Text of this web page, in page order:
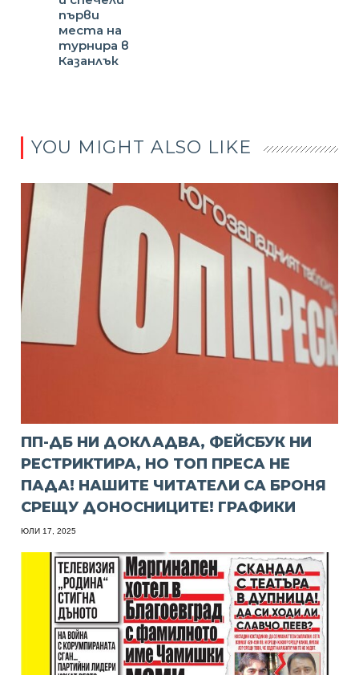
първи
места на
турнира в
Казанлък
YOU MIGHT ALSO LIKE
ПП-ДБ НИ ДОКЛАДВА, ФЕЙСБУК НИ
РЕСТРИКТИРА, НО ТОП ПРЕСА НЕ
ПАДА! НАШИТЕ ЧИТАТЕЛИ СА БРОНЯ
СРЕЩУ ДОНОСНИЦИТЕ! ГРАФИКИ
ЮЛИ 17, 2025